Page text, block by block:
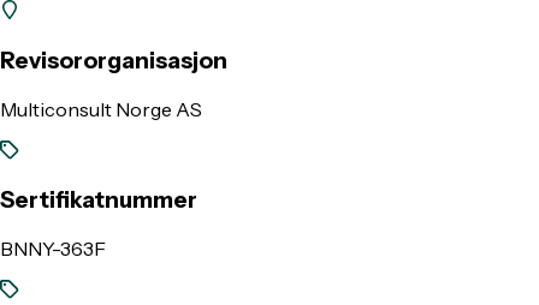
Revisororganisasjon
Multiconsult Norge AS
Sertifikatnummer
BNNY-363F